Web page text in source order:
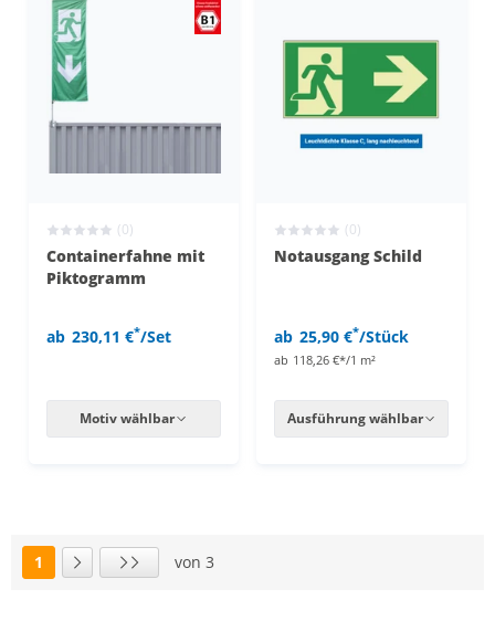
(0)
Containerfahne mit
Piktogramm
ab 230,11 €*/Set
Motiv wählbar
(0)
Notausgang Schild
ab 25,90 €*/Stück
ab 118,26 €*/1 m²
Ausführung wählbar
Seite
1
Nächste Seite
Letzte Seite
von 3